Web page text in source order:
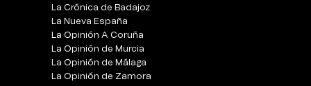
La Crónica de Badajoz
La Nueva España
La Opinión A Coruña
La Opinión de Murcia
La Opinión de Málaga
La Opinión de Zamora